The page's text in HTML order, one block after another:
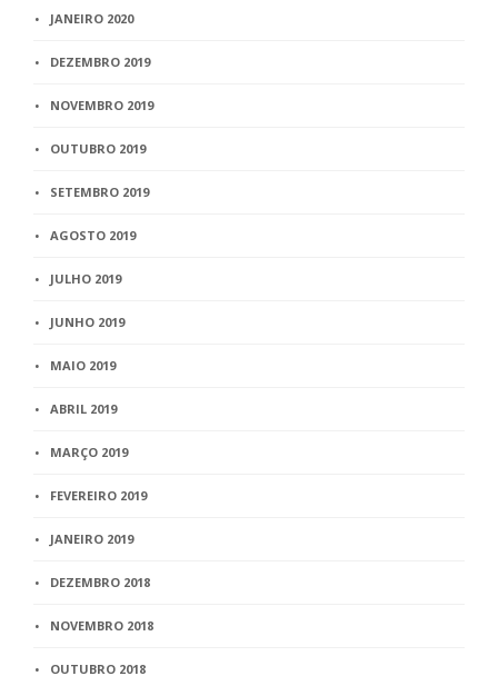
JANEIRO 2020
DEZEMBRO 2019
NOVEMBRO 2019
OUTUBRO 2019
SETEMBRO 2019
AGOSTO 2019
JULHO 2019
JUNHO 2019
MAIO 2019
ABRIL 2019
MARÇO 2019
FEVEREIRO 2019
JANEIRO 2019
DEZEMBRO 2018
NOVEMBRO 2018
OUTUBRO 2018